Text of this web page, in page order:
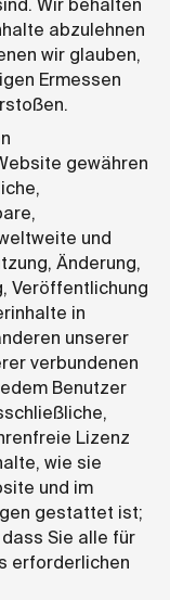
abzulehnen
wir glauben,
Ermessen
gewähren
und
Änderung,
Veröffentlichung
in
unserer
verbundenen
Benutzer
Lizenz
wie sie
und im
gestattet ist;
Sie alle für
erforderlichen